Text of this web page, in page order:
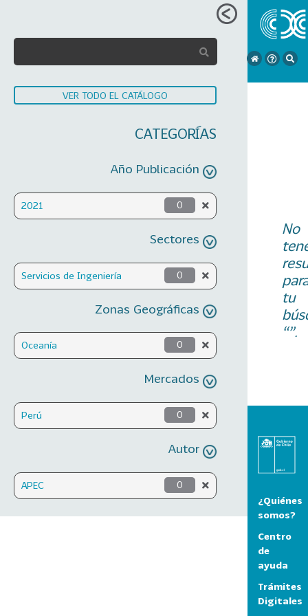
VER TODO EL CATÁLOGO
CATEGORÍAS
Año Publicación
2021 0
Sectores
Servicios de Ingeniería 0
Zonas Geográficas
Oceanía 0
Mercados
Perú 0
Autor
APEC 0
No
tu
“”.
¿Quiénes
somos?
Centro
de
ayuda
Trámites
Digitales